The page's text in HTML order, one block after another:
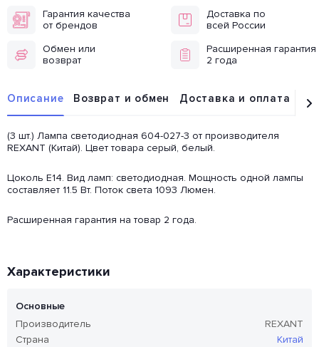
Гарантия качества
от брендов
Доставка по
всей России
Обмен или
возврат
Расширенная гарантия
2 года
Описание Возврат и обмен Доставка и оплата
(3 шт.) Лампа светодиодная 604-027-3 от производителя
REXANT (Китай). Цвет товара серый, белый.
Цоколь E14. Вид ламп: светодиодная. Мощность одной лампы
составляет 11.5 Вт. Поток света 1093 Люмен.
Расширенная гарантия на товар 2 года.
Характеристики
Основные
Производитель
REXANT
Страна
Китай